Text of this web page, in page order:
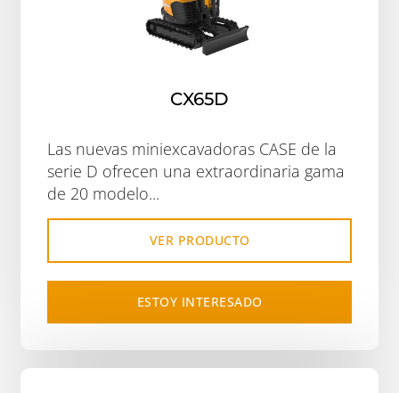
CX65D
Las nuevas miniexcavadoras CASE de la
serie D ofrecen una extraordinaria gama
de 20 modelo...
VER PRODUCTO
ESTOY INTERESADO